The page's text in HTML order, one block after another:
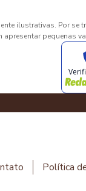
ilustrativas. Por se
apresentar pequenas
Política